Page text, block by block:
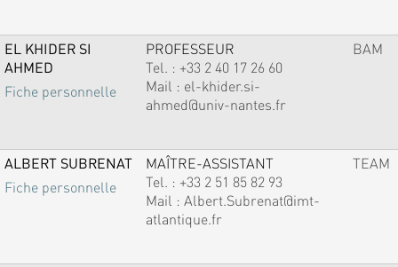
EL KHIDER SI
AHMED
Fiche personnelle
PROFESSEUR
Tel. : +33 2 40 17 26 60
Mail : el-khider.si-
ahmed@univ-nantes.fr
BAM
ALBERT SUBRENAT
Fiche personnelle
MAÎTRE-ASSISTANT
Tel. : +33 2 51 85 82 93
Mail : Albert.Subrenat@imt-
atlantique.fr
TEAM